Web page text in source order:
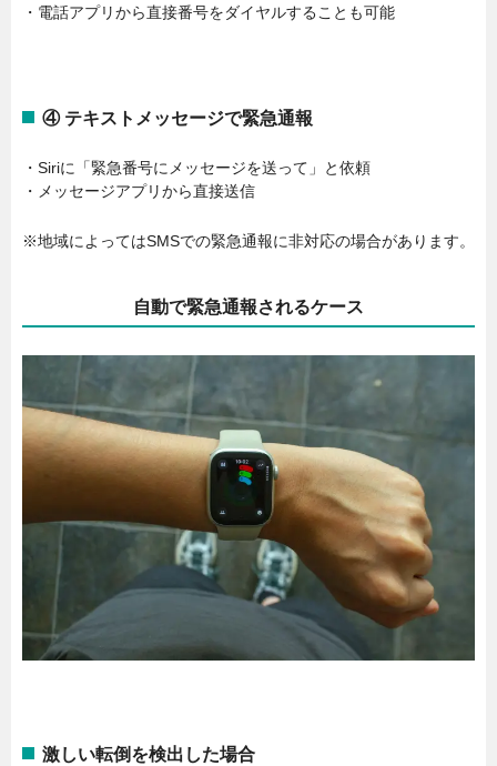
・電話アプリから直接番号をダイヤルすることも可能
④ テキストメッセージで緊急通報
・Siriに「緊急番号にメッセージを送って」と依頼
・メッセージアプリから直接送信
※地域によってはSMSでの緊急通報に非対応の場合があります。
自動で緊急通報されるケース
激しい転倒を検出した場合